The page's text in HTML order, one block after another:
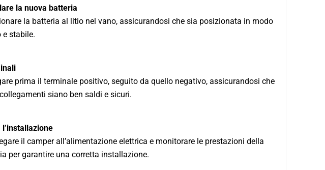
la nuova batteria
la batteria al litio nel vano, assicurandosi che sia posizionata in modo
e stabile.
prima il terminale positivo, seguito da quello negativo, assicurandosi che
siano ben saldi e sicuri.
l’installazione
il camper all’alimentazione elettrica e monitorare le prestazioni della
per garantire una corretta installazione.